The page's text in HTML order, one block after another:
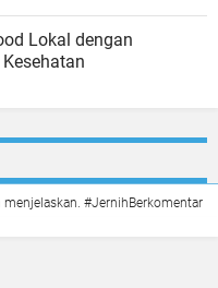
Lokal dengan
menjelaskan. #JernihBerkomentar